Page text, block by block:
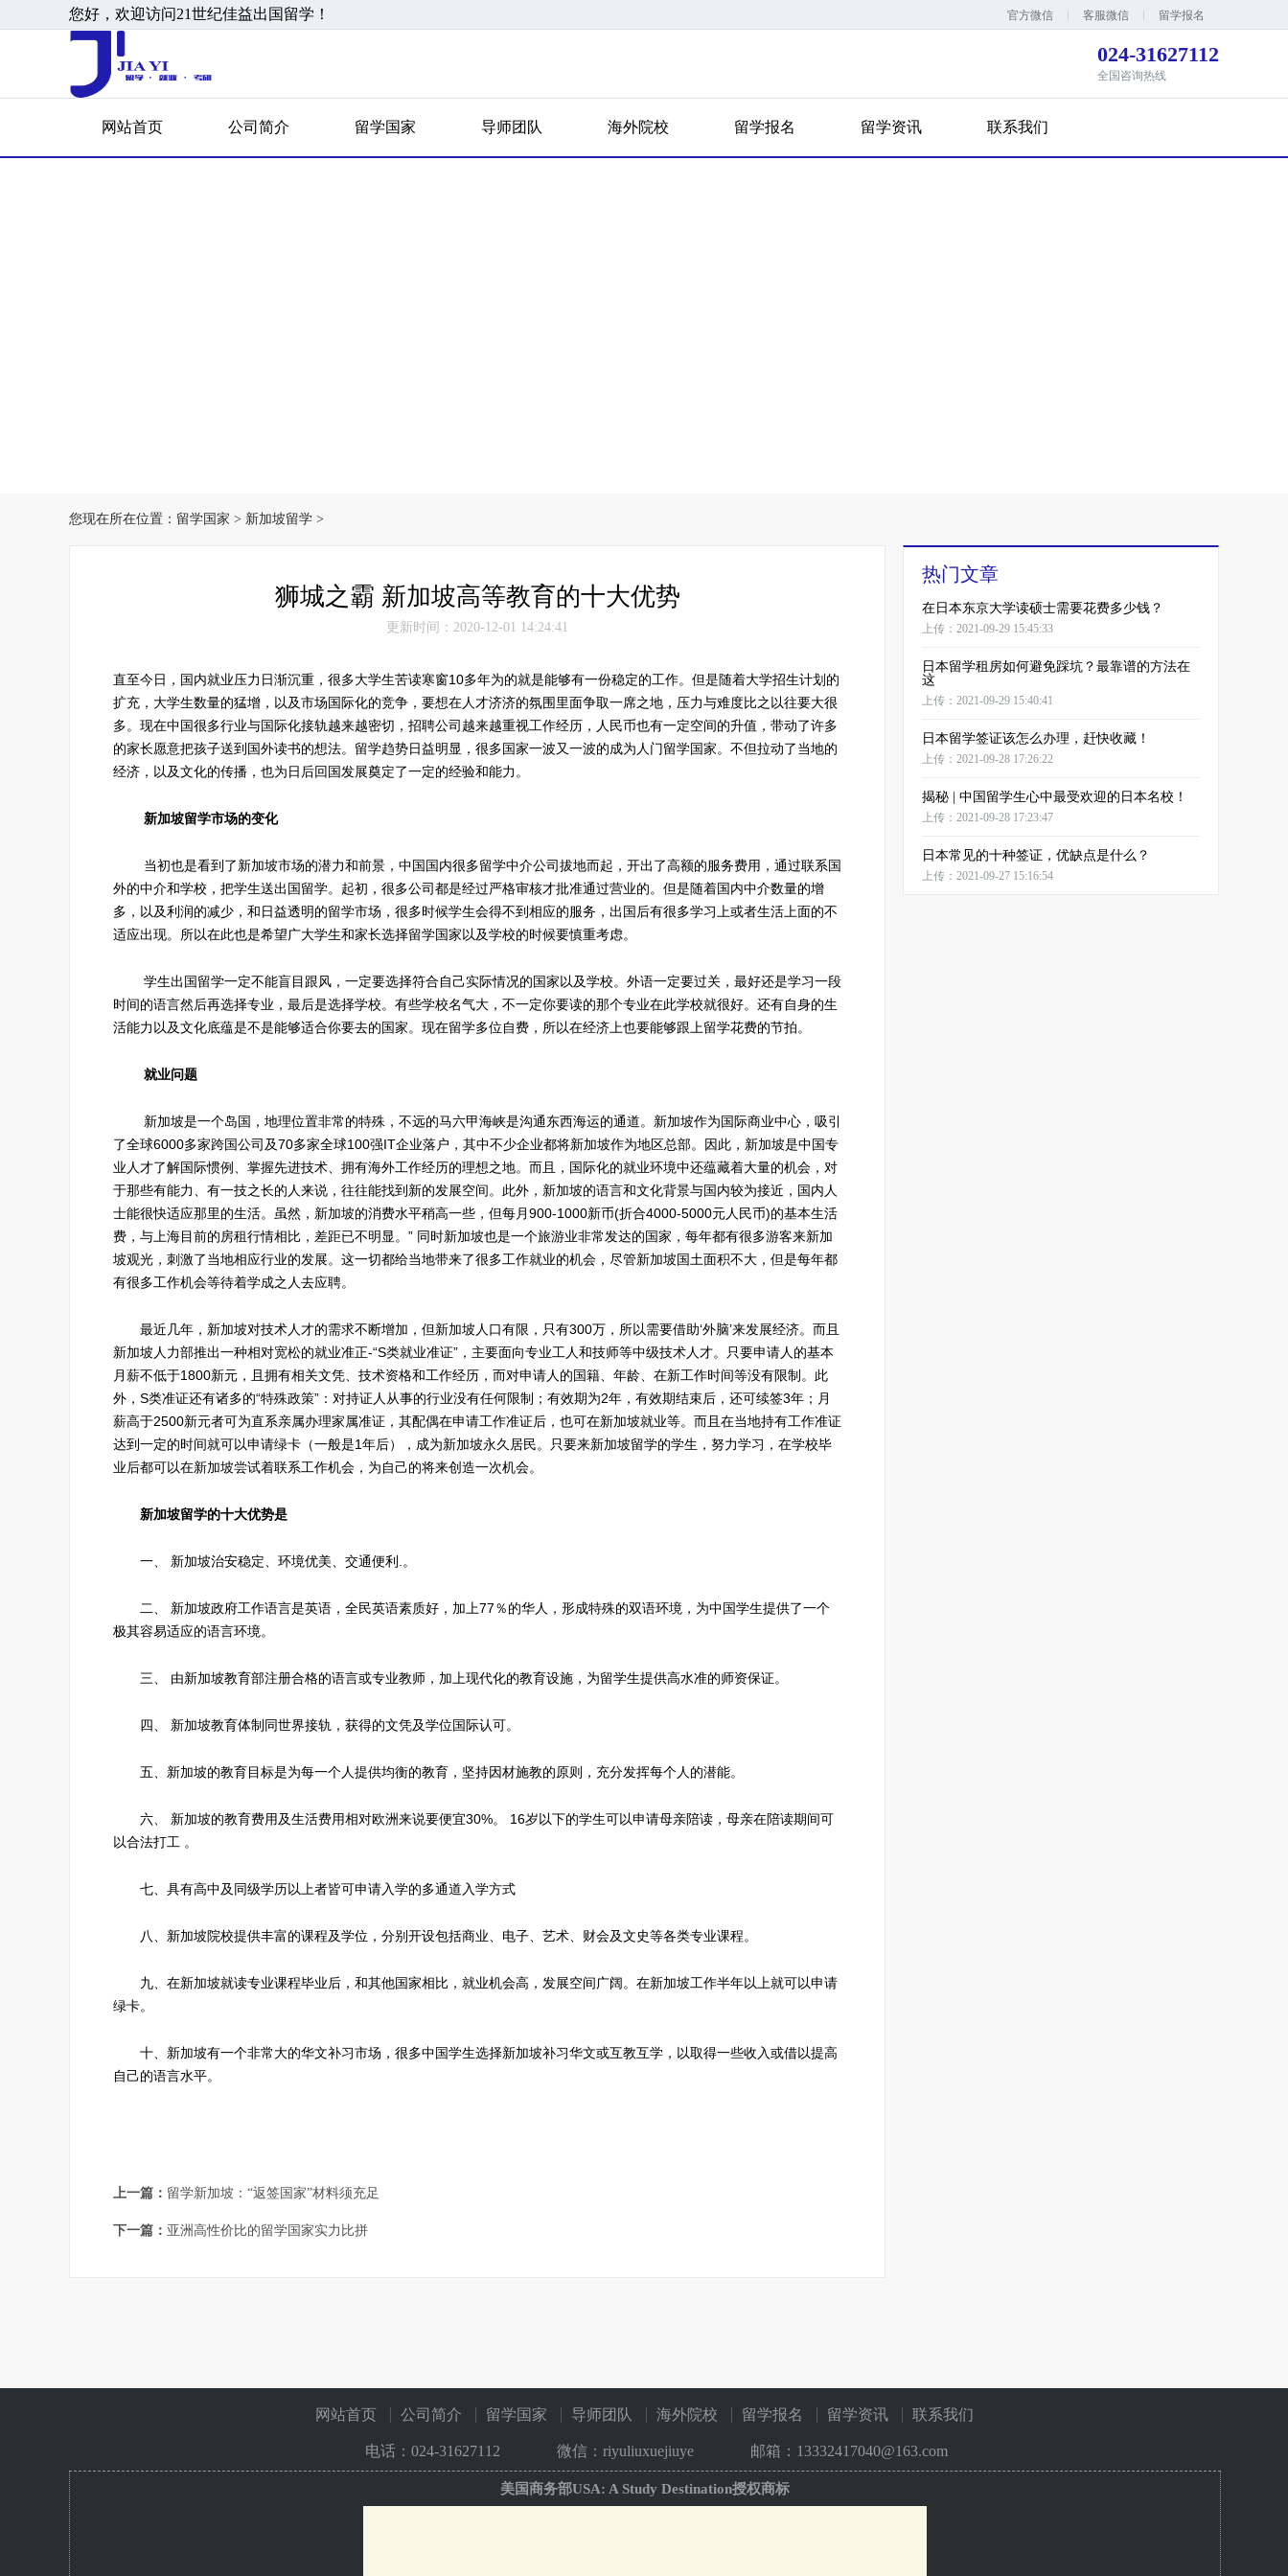
您好，欢迎访问21世纪佳益出国留学！ 官方微信 客服微信 留学报名
024-31627112
全国咨询热线
网站首页 公司简介 留学国家 导师团队 海外院校 留学报名 留学资讯 联系我们
您现在所在位置： 留学国家 > 新加坡留学 >
狮城之霸 新加坡高等教育的十大优势
更新时间：2020-12-01 14:24:41
直至今日，国内就业压力日渐沉重，很多大学生苦读寒窗10多年为的就是能够有一份稳定的工作。但是随着大学招生计划的
扩充，大学生数量的猛增，以及市场国际化的竞争，要想在人才济济的氛围里面争取一席之地，压力与难度比之以往要大很
多。现在中国很多行业与国际化接轨越来越密切，招聘公司越来越重视工作经历，人民币也有一定空间的升值，带动了许多
的家长愿意把孩子送到国外读书的想法。留学趋势日益明显，很多国家一波又一波的成为人门留学国家。不但拉动了当地的
经济，以及文化的传播，也为日后回国发展奠定了一定的经验和能力。
新加坡留学市场的变化
当初也是看到了新加坡市场的潜力和前景，中国国内很多留学中介公司拔地而起，开出了高额的服务费用，通过联系国
外的中介和学校，把学生送出国留学。起初，很多公司都是经过严格审核才批准通过营业的。但是随着国内中介数量的增
多，以及利润的减少，和日益透明的留学市场，很多时候学生会得不到相应的服务，出国后有很多学习上或者生活上面的不
适应出现。所以在此也是希望广大学生和家长选择留学国家以及学校的时候要慎重考虑。
学生出国留学一定不能盲目跟风，一定要选择符合自己实际情况的国家以及学校。外语一定要过关，最好还是学习一段
时间的语言然后再选择专业，最后是选择学校。有些学校名气大，不一定你要读的那个专业在此学校就很好。还有自身的生
活能力以及文化底蕴是不是能够适合你要去的国家。现在留学多位自费，所以在经济上也要能够跟上留学花费的节拍。
就业问题
新加坡是一个岛国，地理位置非常的特殊，不远的马六甲海峡是沟通东西海运的通道。新加坡作为国际商业中心，吸引
了全球6000多家跨国公司及70多家全球100强IT企业落户，其中不少企业都将新加坡作为地区总部。因此，新加坡是中国专
业人才了解国际惯例、掌握先进技术、拥有海外工作经历的理想之地。而且，国际化的就业环境中还蕴藏着大量的机会，对
于那些有能力、有一技之长的人来说，往往能找到新的发展空间。此外，新加坡的语言和文化背景与国内较为接近，国内人
士能很快适应那里的生活。虽然，新加坡的消费水平稍高一些，但每月900-1000新币(折合4000-5000元人民币)的基本生活
费，与上海目前的房租行情相比，差距已不明显。” 同时新加坡也是一个旅游业非常发达的国家，每年都有很多游客来新加
坡观光，刺激了当地相应行业的发展。这一切都给当地带来了很多工作就业的机会，尽管新加坡国土面积不大，但是每年都
有很多工作机会等待着学成之人去应聘。
最近几年，新加坡对技术人才的需求不断增加，但新加坡人口有限，只有300万，所以需要借助‘外脑’来发展经济。而且
新加坡人力部推出一种相对宽松的就业准正-“S类就业准证”，主要面向专业工人和技师等中级技术人才。只要申请人的基本
月薪不低于1800新元，且拥有相关文凭、技术资格和工作经历，而对申请人的国籍、年龄、在新工作时间等没有限制。此
外，S类准证还有诸多的“特殊政策”：对持证人从事的行业没有任何限制；有效期为2年，有效期结束后，还可续签3年；月
薪高于2500新元者可为直系亲属办理家属准证，其配偶在申请工作准证后，也可在新加坡就业等。而且在当地持有工作准证
达到一定的时间就可以申请绿卡（一般是1年后），成为新加坡永久居民。只要来新加坡留学的学生，努力学习，在学校毕
业后都可以在新加坡尝试着联系工作机会，为自己的将来创造一次机会。
新加坡留学的十大优势是
一、 新加坡治安稳定、环境优美、交通便利.。
二、 新加坡政府工作语言是英语，全民英语素质好，加上77％的华人，形成特殊的双语环境，为中国学生提供了一个
极其容易适应的语言环境。
三、 由新加坡教育部注册合格的语言或专业教师，加上现代化的教育设施，为留学生提供高水准的师资保证。
四、 新加坡教育体制同世界接轨，获得的文凭及学位国际认可。
五、新加坡的教育目标是为每一个人提供均衡的教育，坚持因材施教的原则，充分发挥每个人的潜能。
六、 新加坡的教育费用及生活费用相对欧洲来说要便宜30%。 16岁以下的学生可以申请母亲陪读，母亲在陪读期间可
以合法打工 。
七、具有高中及同级学历以上者皆可申请入学的多通道入学方式
八、新加坡院校提供丰富的课程及学位，分别开设包括商业、电子、艺术、财会及文史等各类专业课程。
九、在新加坡就读专业课程毕业后，和其他国家相比，就业机会高，发展空间广阔。在新加坡工作半年以上就可以申请
绿卡。
十、新加坡有一个非常大的华文补习市场，很多中国学生选择新加坡补习华文或互教互学，以取得一些收入或借以提高
自己的语言水平。
上一篇： 留学新加坡：“返签国家”材料须充足
下一篇： 亚洲高性价比的留学国家实力比拼
热门文章
在日本东京大学读硕士需要花费多少钱？
上传：2021-09-29 15:45:33
日本留学租房如何避免踩坑？最靠谱的方法在
这
上传：2021-09-29 15:40:41
日本留学签证该怎么办理，赶快收藏！
上传：2021-09-28 17:26:22
揭秘 | 中国留学生心中最受欢迎的日本名校！
上传：2021-09-28 17:23:47
日本常见的十种签证，优缺点是什么？
上传：2021-09-27 15:16:54
网站首页 公司简介 留学国家 导师团队 海外院校 留学报名 留学资讯 联系我们
电话： 024-31627112 微信：riyuliuxuejiuye 邮箱：13332417040@163.com
美国商务部USA: A Study Destination授权商标